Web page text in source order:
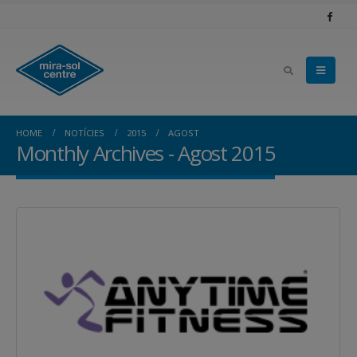
HOME NOTÍCIES 2015 AGOST
Monthly Archives - Agost 2015